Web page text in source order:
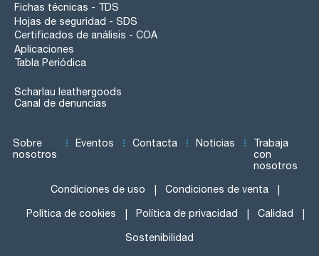
Fichas técnicas - TDS
Hojas de seguridad - SDS
Certificados de análisis - COA
Aplicaciones
Tabla Periódica
Scharlau leathergoods
Canal de denuncias
Sobre
nosotros
Eventos Contacta Noticias
Trabaja
con
nosotros
Condiciones de uso Condiciones de venta
Política de cookies Política de privacidad Calidad
Sostenibilidad